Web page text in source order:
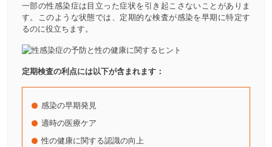
一部の性感染症は目立った症状を引き起こさないことがありま
す。このような状態では、定期的な検査が感染を早期に特定す
るのに役立ちます。
定期検査の利点には以下が含まれます：
感染の早期発見
適時の医療ケア
性の健康に関する認識の向上